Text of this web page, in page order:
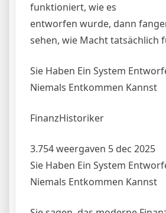
funktioniert, wie es
entworfen wurde, dann
sehen, wie Macht tatsächlich
Sie Haben Ein System
Niemals Entkommen Kannst
FinanzHistoriker
3.754 weergaven 5 dec 2025
Sie Haben Ein System
Niemals Entkommen Kannst